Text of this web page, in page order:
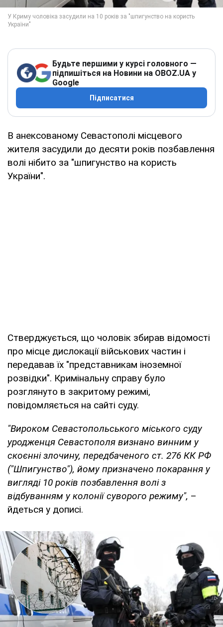
Будьте першими у курсі головного —
підпишіться на Новини на OBOZ.UA у
Google
Підписатися
В анексованому Севастополі місцевого
жителя засудили до десяти років позбавлення
волі нібито за "шпигунство на користь
України".
Стверджується, що чоловік збирав відомості
про місце дислокації військових частин і
передавав їх "представникам іноземної
розвідки". Кримінальну справу було
розглянуто в закритому режимі,
повідомляється на сайті суду.
"Вироком Севастопольського міського суду
уродженця Севастополя визнано винним у
скоєнні злочину, передбаченого ст. 276 КК РФ
("Шпигунство"), йому призначено покарання у
вигляді 10 років позбавлення волі з
відбуванням у колонії суворого режиму", –
йдеться у дописі.